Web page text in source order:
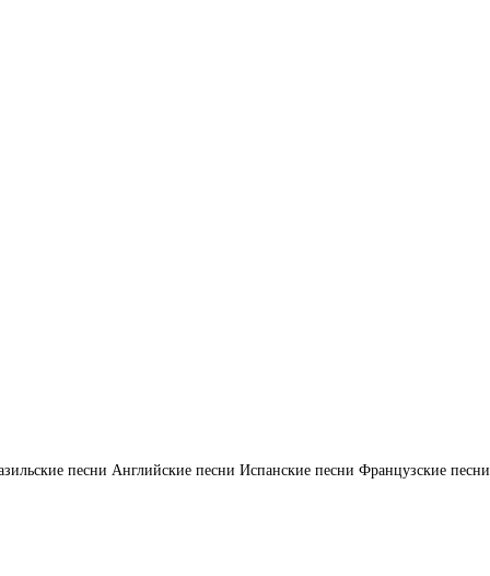
песни Английские песни Испанские песни Французские песни